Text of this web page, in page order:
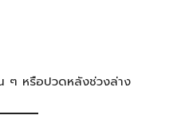
ๆ หรือปวดหลังช่วงล่าง